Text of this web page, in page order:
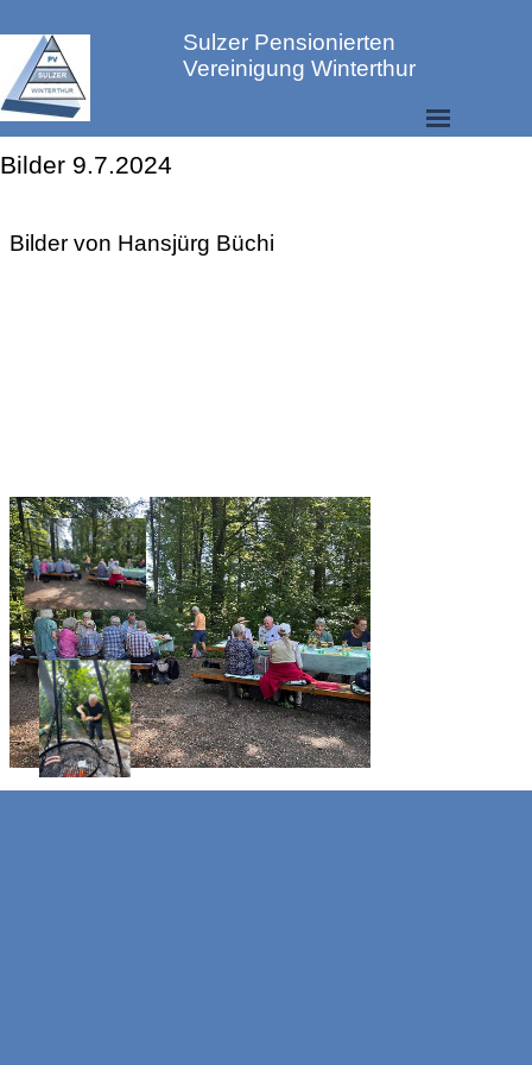
Sulzer Pensionierten
Vereinigung Winterthur
Bilder 9.7.2024
Bilder von Hansjürg Büchi